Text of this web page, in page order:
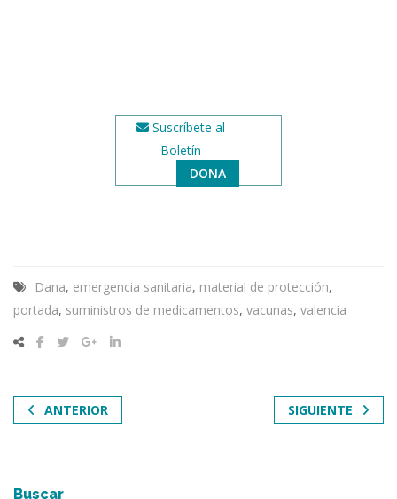
Suscríbete al
Boletín
DONA
Dana, emergencia sanitaria, material de protección,
portada, suministros de medicamentos, vacunas, valencia
ANTERIOR SIGUIENTE
Buscar